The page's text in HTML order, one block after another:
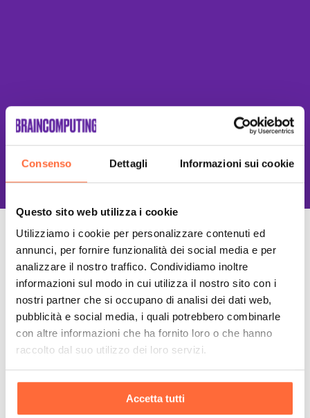
Consenso Dettagli Informazioni sui cookie
Questo sito web utilizza i cookie
Utilizziamo i cookie per personalizzare contenuti ed
annunci, per fornire funzionalità dei social media e per
analizzare il nostro traffico. Condividiamo inoltre
informazioni sul modo in cui utilizza il nostro sito con i
nostri partner che si occupano di analisi dei dati web,
pubblicità e social media, i quali potrebbero combinarle
con altre informazioni che ha fornito loro o che hanno
raccolto dal suo utilizzo dei loro servizi.
Accetta tutti
and the GooglePrivacy PolicyandTerms of Serviceapply.
Un Team di specialisti
Sempre a tuo supporto